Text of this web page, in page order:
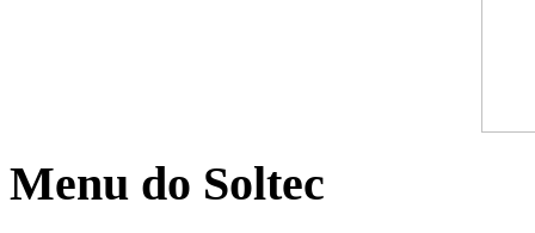
Menu do Soltec